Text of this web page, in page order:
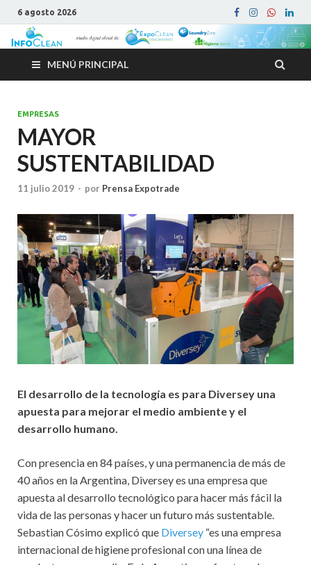
6 agosto 2026
MENÚ PRINCIPAL
EMPRESAS
MAYOR
SUSTENTABILIDAD
11 julio 2019 - por Prensa Expotrade
El desarrollo de la tecnología es para Diversey una
apuesta para mejorar el medio ambiente y el
desarrollo humano.
Con presencia en 84 países, y una permanencia de más de
40 años en la Argentina, Diversey es una empresa que
apuesta al desarrollo tecnológico para hacer más fácil la
vida de las personas y hacer un futuro más sustentable.
Sebastian Cósimo explicó que Diversey “es una empresa
internacional de higiene profesional con una línea de